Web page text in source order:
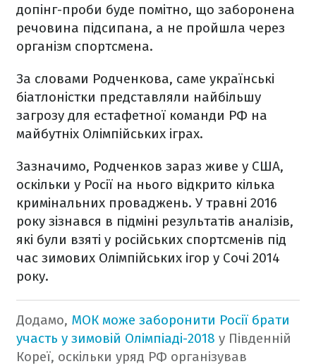
допінг-проби буде помітно, що заборонена
речовина підсипана, а не пройшла через
організм спортсмена.
За словами Родченкова, саме українські
біатлоністки представляли найбільшу
загрозу для естафетної команди РФ на
майбутніх Олімпійських іграх.
Зазначимо, Родченков зараз живе у США,
оскільки у Росії на нього відкрито кілька
кримінальних проваджень. У травні 2016
року зізнався в підміні результатів аналізів,
які були взяті у російських спортсменів під
час зимових Олімпійських ігор у Сочі 2014
року.
Додамо, МОК може заборонити Росії брати
участь у зимовій Олімпіаді-2018 у Південній
Кореї, оскільки уряд РФ організував